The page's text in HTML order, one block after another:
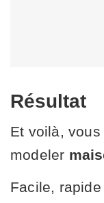
Résultat
Et voilà,
modeler
Facile,